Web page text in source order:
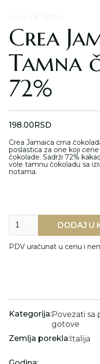
Crea
Tamna
72%
198.00RSD
Crea Jamaica crna
poslastica za one koji
čokolade. Sadrži 72%
vole tamnu čokoladu sa
notama.
PDV uračunat u cenu i
Kategorija:Povezati sa
gotove
Zemlja porekla:Italija